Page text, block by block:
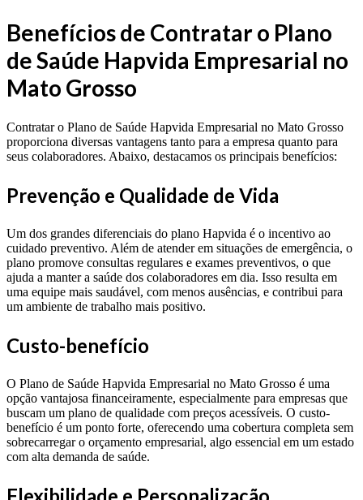
Benefícios de Contratar o Plano
de Saúde Hapvida Empresarial no
Mato Grosso
Contratar o Plano de Saúde Hapvida Empresarial no Mato Grosso
proporciona diversas vantagens tanto para a empresa quanto para
seus colaboradores. Abaixo, destacamos os principais benefícios:
Prevenção e Qualidade de Vida
Um dos grandes diferenciais do plano Hapvida é o incentivo ao
cuidado preventivo. Além de atender em situações de emergência, o
plano promove consultas regulares e exames preventivos, o que
ajuda a manter a saúde dos colaboradores em dia. Isso resulta em
uma equipe mais saudável, com menos ausências, e contribui para
um ambiente de trabalho mais positivo.
Custo-benefício
O Plano de Saúde Hapvida Empresarial no Mato Grosso é uma
opção vantajosa financeiramente, especialmente para empresas que
buscam um plano de qualidade com preços acessíveis. O custo-
benefício é um ponto forte, oferecendo uma cobertura completa sem
sobrecarregar o orçamento empresarial, algo essencial em um estado
com alta demanda de saúde.